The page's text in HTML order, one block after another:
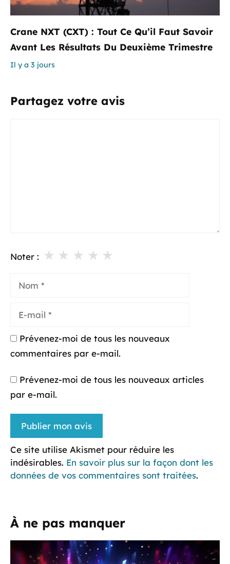
Crane NXT (CXT) : Tout Ce Qu’il Faut Savoir
Avant Les Résultats Du Deuxième Trimestre
Il y a 3 jours
Partagez votre avis
Noter : ★
★
★
★
★
mail
Prévenez-moi de tous les nouveaux
commentaires par e-mail.
Prévenez-moi de tous les nouveaux articles
par e-mail.
Ce site utilise Akismet pour réduire les
indésirables. En savoir plus sur la façon dont les
données de vos commentaires sont traitées.
À ne pas manquer